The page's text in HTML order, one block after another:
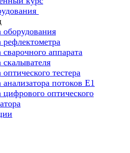
аппарата
тестера
потоков Е1
оптического